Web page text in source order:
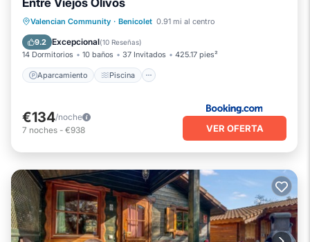
Entre Viejos Olivos
Valencian Community · Benicolet 0.91 mi al centro
9.2 Excepcional(10 Reseñas)
14 Dormitorios 10 baños 37 Invitados 425.17 pies²
Aparcamiento Piscina
Aparcamiento
Piscina
Balcón/Terraza
€134/noche
7 noches - €938 VER OFERTA